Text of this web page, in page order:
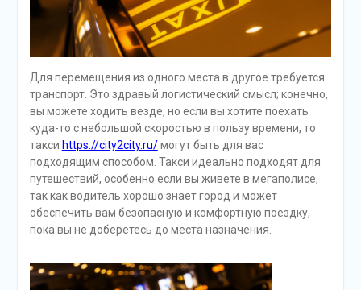
Для перемещения из одного места в другое требуется
транспорт. Это здравый логистический смысл; конечно,
вы можете ходить везде, но если вы хотите поехать
куда-то с небольшой скоростью в пользу времени, то
такси https://city2city.ru/могут быть для вас
подходящим способом. Такси идеально подходят для
путешествий, особенно если вы живете в мегаполисе,
так как водитель хорошо знает город и может
обеспечить вам безопасную и комфортную поездку,
пока вы не доберетесь до места назначения.